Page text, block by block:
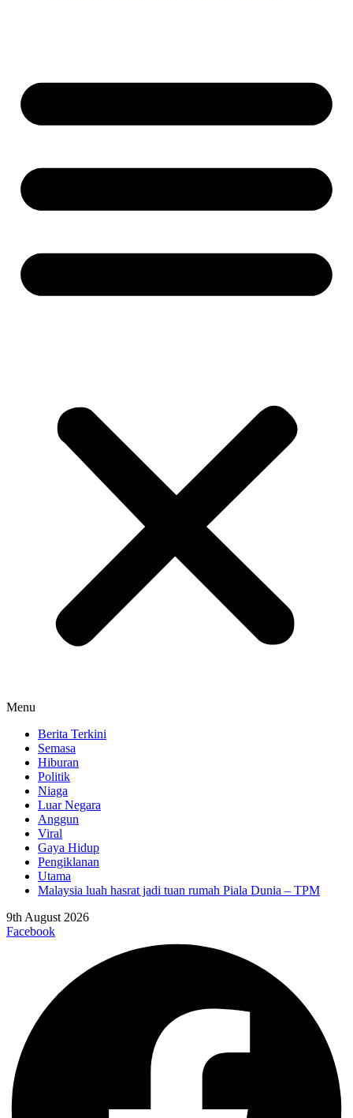
Menu
Berita Terkini
Semasa
Hiburan
Politik
Niaga
Luar Negara
Anggun
Viral
Gaya Hidup
Pengiklanan
Utama
Malaysia luah hasrat jadi tuan rumah Piala Dunia – TPM
9th August 2026
Facebook